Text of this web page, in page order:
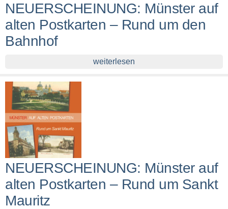
NEUERSCHEINUNG: Münster auf
alten Postkarten – Rund um den
Bahnhof
weiterlesen
NEUERSCHEINUNG: Münster auf
alten Postkarten – Rund um Sankt
Mauritz